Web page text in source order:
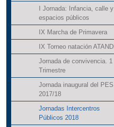
I Jornada: Infancia, calle y
espacios públicos
IX Marcha de Primavera
IX Torneo natación ATANDI
Jornada de convivencia. 1
Trimestre
Jornada inaugural del PES
2017/18
Jornadas Intercentros
Públicos 2018